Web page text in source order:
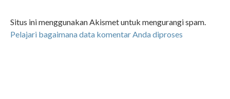
Situs ini menggunakan Akismet untuk mengurangi spam.
Pelajari bagaimana data komentar Anda diproses